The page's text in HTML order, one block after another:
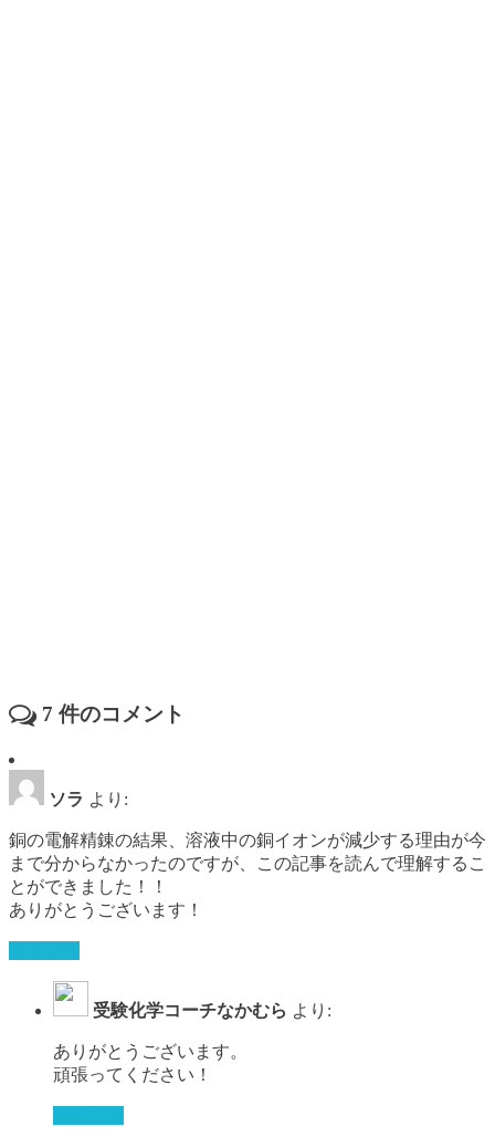
7 件のコメント
ソラ より:
銅の電解精錬の結果、溶液中の銅イオンが減少する理由が今
まで分からなかったのですが、この記事を読んで理解するこ
とができました！！
ありがとうございます！
受験化学コーチなかむら より:
ありがとうございます。
頑張ってください！